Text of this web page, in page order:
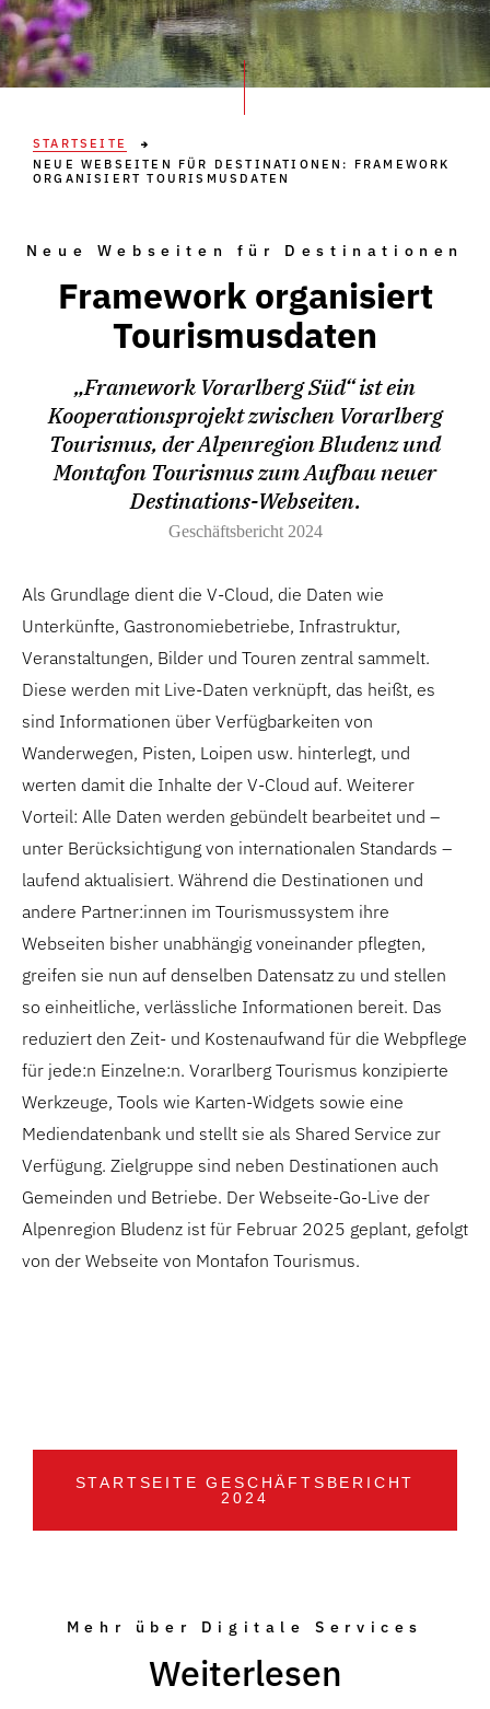
STARTSEITE
NEUE WEBSEITEN FÜR DESTINATIONEN: FRAMEWORK
ORGANISIERT TOURISMUSDATEN
Neue Webseiten für Destinationen
Framework organisiert
Tourismusdaten
„Framework Vorarlberg Süd“ ist ein
Kooperationsprojekt zwischen Vorarlberg
Tourismus, der Alpenregion Bludenz und
Montafon Tourismus zum Aufbau neuer
Destinations-Webseiten.
Geschäftsbericht 2024
Als Grundlage dient die V-Cloud, die Daten wie
Unterkünfte, Gastronomiebetriebe, Infrastruktur,
Veranstaltungen, Bilder und Touren zentral sammelt.
Diese werden mit Live-Daten verknüpft, das heißt, es
sind Informationen über Verfügbarkeiten von
Wanderwegen, Pisten, Loipen usw. hinterlegt, und
werten damit die Inhalte der V-Cloud auf. Weiterer
Vorteil: Alle Daten werden gebündelt bearbeitet und –
unter Berücksichtigung von internationalen Standards –
laufend aktualisiert. Während die Destinationen und
andere Partner:innen im Tourismussystem ihre
Webseiten bisher unabhängig voneinander pflegten,
greifen sie nun auf denselben Datensatz zu und stellen
so einheitliche, verlässliche Informationen bereit. Das
reduziert den Zeit- und Kostenaufwand für die Webpflege
für jede:n Einzelne:n. Vorarlberg Tourismus konzipierte
Werkzeuge, Tools wie Karten-Widgets sowie eine
Mediendatenbank und stellt sie als Shared Service zur
Verfügung. Zielgruppe sind neben Destinationen auch
Gemeinden und Betriebe. Der Webseite-Go-Live der
Alpenregion Bludenz ist für Februar 2025 geplant, gefolgt
von der Webseite von Montafon Tourismus.
STARTSEITE GESCHÄFTSBERICHT
2024
Mehr über Digitale Services
Weiterlesen